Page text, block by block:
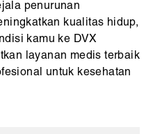
penurunan
kualitas hidup,
kamu ke DVX
layanan medis terbaik
untuk kesehatan